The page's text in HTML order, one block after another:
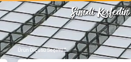
Ürün Ölçüsü Seçimi